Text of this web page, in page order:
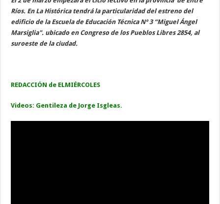
Ríos. En La Histórica tendrá la particularidad del estreno del
edificio de la Escuela de Educación Técnica Nº 3 “Miguel Ángel
Marsiglia". ubicado en Congreso de los Pueblos Libres 2854, al
suroeste de la ciudad.
REDACCIÓN de ELMIÉRCOLES
Videos: Gentileza de Jorge Isgleas.